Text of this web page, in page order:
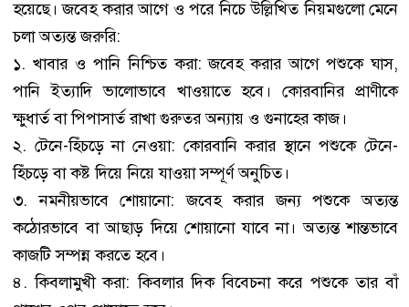
হয়েছে। জবেহ করার আগে ও পরে নিচে উল্লিখিত নিয়মগুলো মেনে
চলা অত্যন্ত জরুরি:
​১. খাবার ও পানি নিশ্চিত করা: জবেহ করার আগে পশুকে ঘাস,
পানি ইত্যাদি ভালোভাবে খাওয়াতে হবে। কোরবানির প্রাণীকে
ক্ষুধার্ত বা পিপাসার্ত রাখা গুরুতর অন্যায় ও গুনাহের কাজ।
২. টেনে-হিঁচড়ে না নেওয়া: কোরবানি করার স্থানে পশুকে টেনে-
হিঁচড়ে বা কষ্ট দিয়ে নিয়ে যাওয়া সম্পূর্ণ অনুচিত।
৩. নমনীয়ভাবে শোয়ানো: জবেহ করার জন্য পশুকে অত্যন্ত
কঠোরভাবে বা আছাড় দিয়ে শোয়ানো যাবে না। অত্যন্ত শান্তভাবে
কাজটি সম্পন্ন করতে হবে।
৪. কিবলামুখী করা: কিবলার দিক বিবেচনা করে পশুকে তার বাঁ